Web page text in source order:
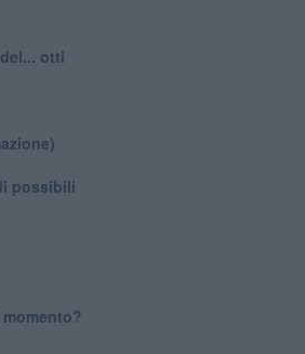
otti
possibili